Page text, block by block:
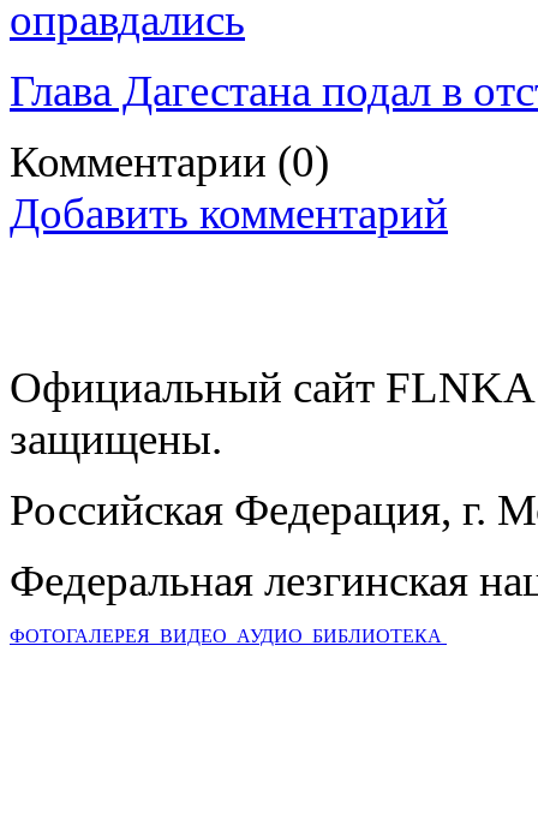
оправдались
Глава Дагестана подал в
Комментарии (0)
Добавить комментарий
Официальный сайт
защищены.
Российская Федерация, г.
Федеральная лезгинская
ФОТОГАЛЕРЕЯ ВИДЕО АУДИО БИБЛИОТЕКА